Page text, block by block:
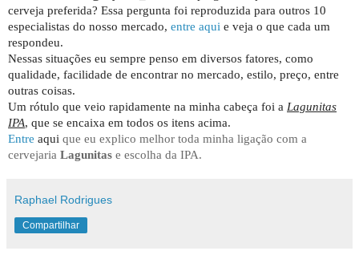
cerveja preferida? Essa pergunta foi reproduzida para outros 10
especialistas do nosso mercado, entre aqui e veja o que cada um
respondeu.
Nessas situações eu sempre penso em diversos fatores, como
qualidade, facilidade de encontrar no mercado, estilo, preço, entre
outras coisas.
Um rótulo que veio rapidamente na minha cabeça foi a Lagunitas
IPA, que se encaixa em todos os itens acima.
Entre aqui que eu explico melhor toda minha ligação com a
cervejaria Lagunitas e escolha da IPA.
Raphael Rodrigues
Compartilhar